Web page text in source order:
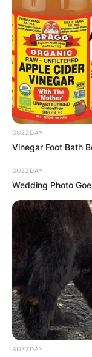
BUZZDAY
Vinegar Foot Bath
BUZZDAY
Wedding Photo
BUZZDAY